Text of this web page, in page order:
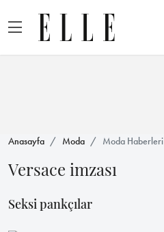
Anasayfa Moda Moda Haberleri
Versace imzası
Seksi pankçılar